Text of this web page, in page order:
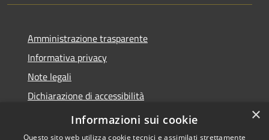
Amministrazione trasparente
Informativa privacy
Note legali
Dichiarazione di accessibilità
Feedback accessibilità
×
Informazioni sui cookie
Questo sito web utilizza cookie tecnici e assimilati strettamente